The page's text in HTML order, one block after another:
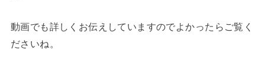
動画でも詳しくお伝えしていますのでよかったらご覧く
ださいね。